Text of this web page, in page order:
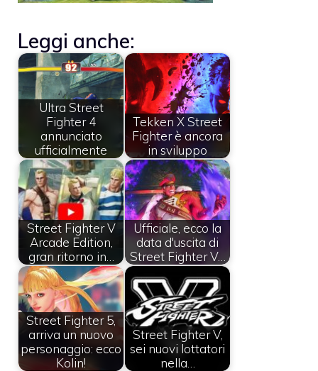
Leggi anche:
Ultra Street
Fighter 4
annunciato
ufficialmente
Tekken X Street
Fighter è ancora
in sviluppo
Street Fighter V
Arcade Edition,
gran ritorno in…
Ufficiale, ecco la
data d'uscita di
Street Fighter V…
Street Fighter 5,
arriva un nuovo
personaggio: ecco
Kolin!
Street Fighter V,
sei nuovi lottatori
nella…